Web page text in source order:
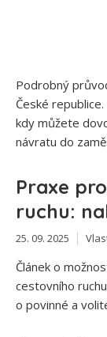
Podrobný
České
kdy můžete
návratu do
Praxe
ruchu:
25. 09. 2025
Článek o
cestovního
o povinné a